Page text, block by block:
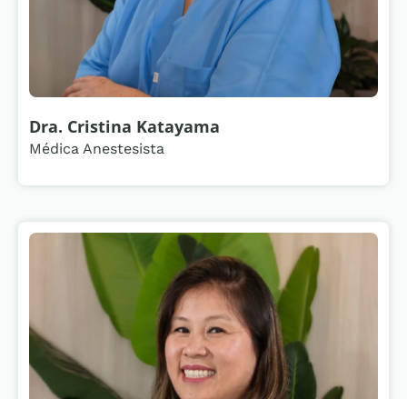
Dra. Cristina Katayama
Médica Anestesista